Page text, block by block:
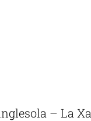
– La